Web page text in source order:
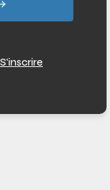
S'inscrire